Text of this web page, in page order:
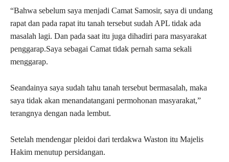
“Bahwa sebelum saya menjadi Camat Samosir, saya di undang
rapat dan pada rapat itu tanah tersebut sudah APL tidak ada
masalah lagi. Dan pada saat itu juga dihadiri para masyarakat
penggarap.Saya sebagai Camat tidak pernah sama sekali
menggarap.
Seandainya saya sudah tahu tanah tersebut bermasalah, maka
saya tidak akan menandatangani permohonan masyarakat,”
terangnya dengan nada lembut.
Setelah mendengar pleidoi dari terdakwa Waston itu Majelis
Hakim menutup persidangan.